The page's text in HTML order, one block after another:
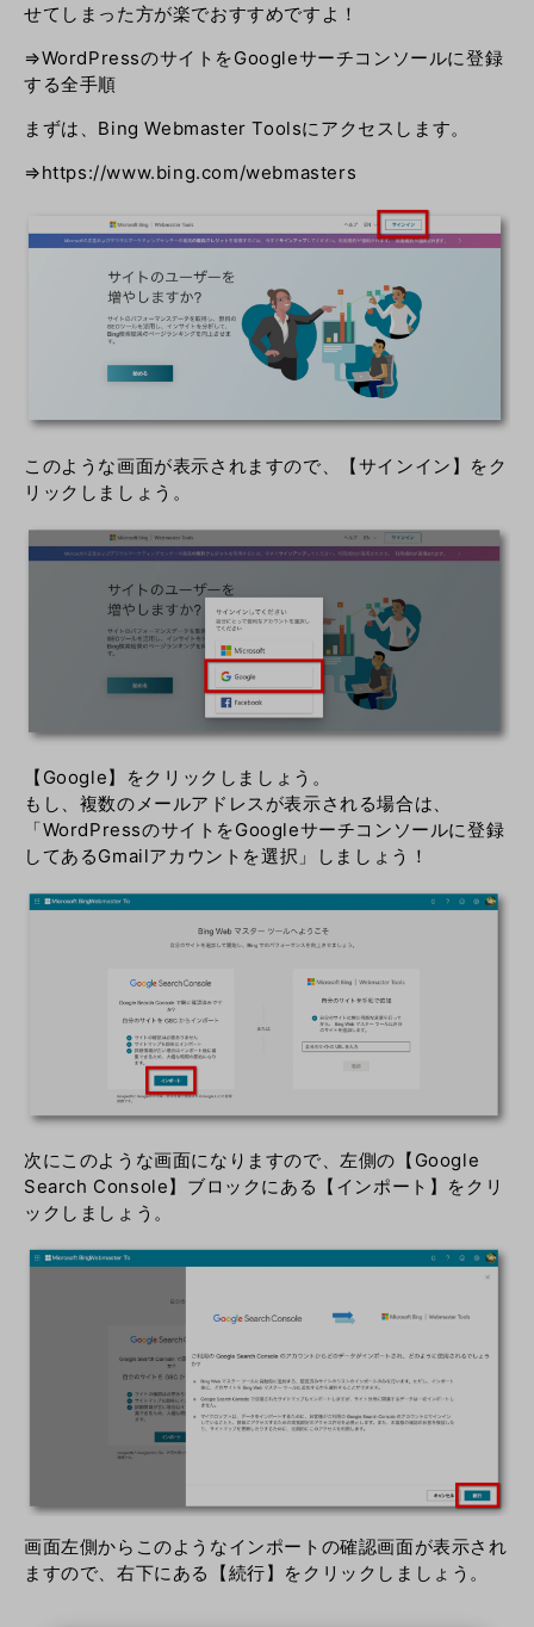
せてしまった方が楽でおすすめですよ！
⇒WordPressのサイトをGoogleサーチコンソールに登録
する全手順
まずは、Bing Webmaster Toolsにアクセスします。
⇒https://www.bing.com/webmasters
このような画面が表示されますので、【サインイン】をク
リックしましょう。
【Google】をクリックしましょう。
もし、複数のメールアドレスが表示される場合は、
「WordPressのサイトをGoogleサーチコンソールに登録
してあるGmailアカウントを選択」しましょう！
次にこのような画面になりますので、左側の【Google
Search Console】ブロックにある【インポート】をクリ
ックしましょう。
画面左側からこのようなインポートの確認画面が表示され
ますので、右下にある【続行】をクリックしましょう。